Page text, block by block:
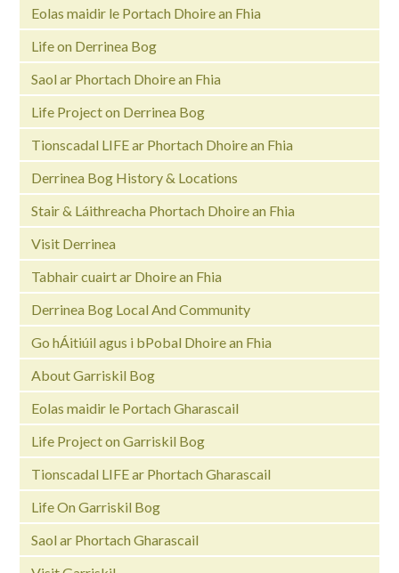
Eolas maidir le Portach Dhoire an Fhia
Life on Derrinea Bog
Saol ar Phortach Dhoire an Fhia
Life Project on Derrinea Bog
Tionscadal LIFE ar Phortach Dhoire an Fhia
Derrinea Bog History & Locations
Stair & Láithreacha Phortach Dhoire an Fhia
Visit Derrinea
Tabhair cuairt ar Dhoire an Fhia
Derrinea Bog Local And Community
Go hÁitiúil agus i bPobal Dhoire an Fhia
About Garriskil Bog
Eolas maidir le Portach Gharascail
Life Project on Garriskil Bog
Tionscadal LIFE ar Phortach Gharascail
Life On Garriskil Bog
Saol ar Phortach Gharascail